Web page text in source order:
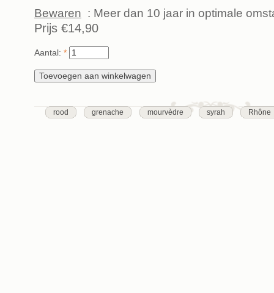
Bewaren : Meer dan 10 jaar in optimale
Prijs €14,90
Aantal: *
rood grenache mourvèdre syrah Rhône